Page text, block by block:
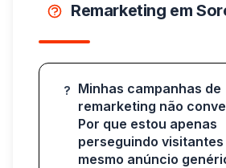
Remarketing em
?
Minhas campanhas de
remarketing não
Por que estou apenas
perseguindo visitantes
mesmo anúncio